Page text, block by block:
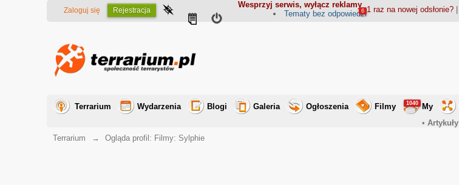
Wesprzyj serwis, wyłącz reklamy
Zaloguj się Rejestracja 1 raz na nowej odsłonie?|
Tematy bez odpowiedzi
6
Terrarium Wydarzenia Blogi Galeria Ogłoszenia Filmy My
1040
• Artykuły
Terrarium
→ Ogląda profil: Filmy: Sylphie